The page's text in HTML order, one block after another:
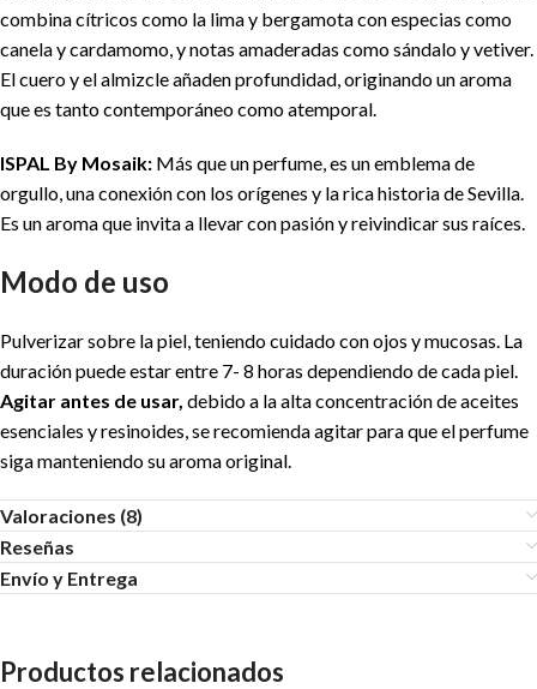
combina cítricos como la lima y bergamota con especias como
canela y cardamomo, y notas amaderadas como sándalo y vetiver.
El cuero y el almizcle añaden profundidad, originando un aroma
que es tanto contemporáneo como atemporal.
ISPAL By Mosaik: Más que un perfume, es un emblema de
orgullo, una conexión con los orígenes y la rica historia de Sevilla.
Es un aroma que invita a llevar con pasión y reivindicar sus raíces.
Modo de uso
Pulverizar sobre la piel, teniendo cuidado con ojos y mucosas. La
duración puede estar entre 7- 8 horas dependiendo de cada piel.
Agitar antes de usar, debido a la alta concentración de aceites
esenciales y resinoides, se recomienda agitar para que el perfume
siga manteniendo su aroma original.
Valoraciones (8)
Reseñas
Envío y Entrega
Productos relacionados